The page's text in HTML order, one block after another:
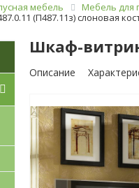
мебель Мебель для
(П487.11з) слоновая
Шкаф-
Описание